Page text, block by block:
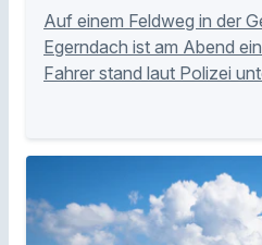
Auf einem Feldweg in der
Egerndach ist am Abend
Fahrer stand laut Polizei